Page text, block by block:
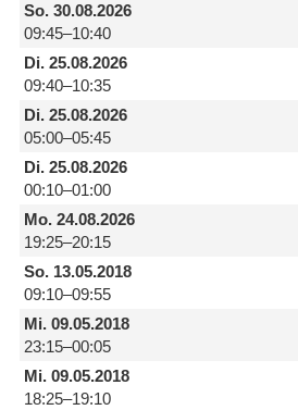
So.30.08.2026
09:45–10:40
Di.25.08.2026
09:40–10:35
Di.25.08.2026
05:00–05:45
Di.25.08.2026
00:10–01:00
Mo.24.08.2026
19:25–20:15
So.13.05.2018
09:10–09:55
Mi.09.05.2018
23:15–00:05
Mi.09.05.2018
18:25–19:10